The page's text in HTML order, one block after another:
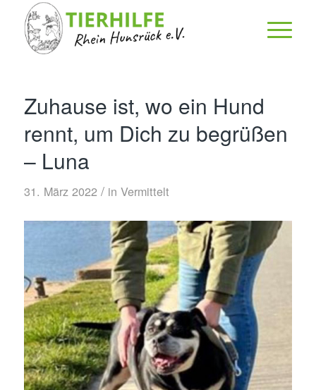
Zuhause ist, wo ein Hund
rennt, um Dich zu begrüßen
– Luna
31. März 2022 / in Vermittelt